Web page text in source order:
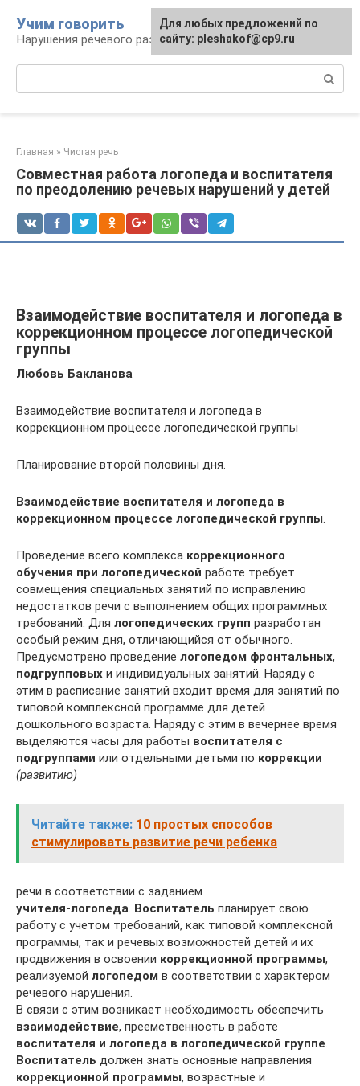
контенту
Учим говорить
Нарушения речевого развития
Главная » Чистая речь
Совместная работа логопеда и воспитателя
по преодолению речевых нарушений у детей
Взаимодействие воспитателя и логопеда в
коррекционном процессе логопедической
группы
Любовь Бакланова
Взаимодействие воспитателя и логопеда в
коррекционном процессе логопедической группы
Планирование второй половины дня.
Взаимодействие воспитателя и логопеда в
коррекционном процессе логопедической группы.
Проведение всего комплекса коррекционного
обучения при логопедической работе требует
совмещения специальных занятий по исправлению
недостатков речи с выполнением общих программных
требований. Для логопедических групп разработан
особый режим дня, отличающийся от обычного.
Предусмотрено проведение логопедом фронтальных,
подгрупповых и индивидуальных занятий. Наряду с
этим в расписание занятий входит время для занятий по
типовой комплексной программе для детей
дошкольного возраста. Наряду с этим в вечернее время
выделяются часы для работы воспитателя с
подгруппами или отдельными детьми по коррекции
(развитию)
Читайте также: 10 простых способов
стимулировать развитие речи ребенка
речи в соответствии с заданием
учителя-логопеда. Воспитатель планирует свою
работу с учетом требований, как типовой комплексной
программы, так и речевых возможностей детей и их
продвижения в освоении коррекционной программы,
реализуемой логопедом в соответствии с характером
речевого нарушения.
В связи с этим возникает необходимость обеспечить
взаимодействие, преемственность в работе
воспитателя и логопеда в логопедической группе.
Воспитатель должен знать основные направления
коррекционной программы, возрастные и
Для любых предложений по
сайту: pleshakof@cp9.ru